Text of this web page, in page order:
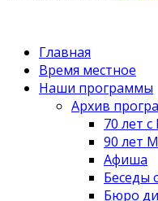
Главная
Время местное
Наши программы
Архив
70 лет
90 лет
Афиша
Беседы
Бюро